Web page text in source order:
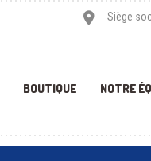
Siège
BOUTIQUE NOTRE